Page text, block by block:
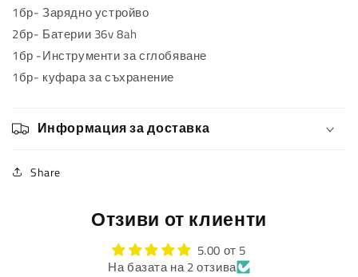
1бр- Зарядно устройво
2бр- Батерии 36v 8ah
1бр -Инструменти за сглобяване
1бр- куфара за съхранение
Информация за доставка
Share
Отзиви от клиенти
5.00 от 5
На базата на 2 отзива